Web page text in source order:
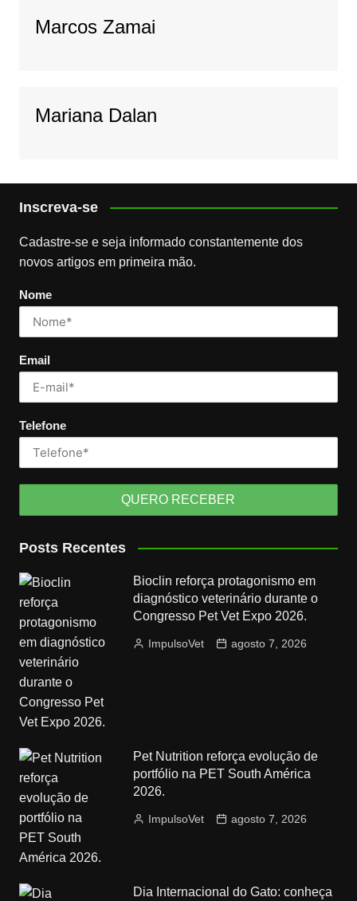
Marcos Zamai
Mariana Dalan
Inscreva-se
Cadastre-se e seja informado constantemente dos
novos artigos em primeira mão.
Nome
Email
Telefone
Posts Recentes
Bioclin reforça protagonismo em
diagnóstico veterinário durante o
Congresso Pet Vet Expo 2026.
ImpulsoVet agosto 7, 2026
Pet Nutrition reforça evolução de
portfólio na PET South América
2026.
ImpulsoVet agosto 7, 2026
Dia Internacional do Gato: conheça